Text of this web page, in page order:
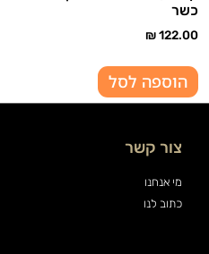
כשר
₪122.00
הוספה לסל
צור קשר
מי אנחנו
כתוב לנו